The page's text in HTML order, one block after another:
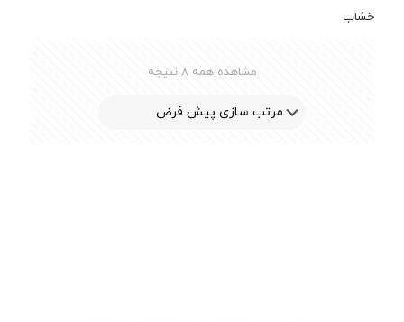
خشاب
مشاهده همه 8 نتیجه